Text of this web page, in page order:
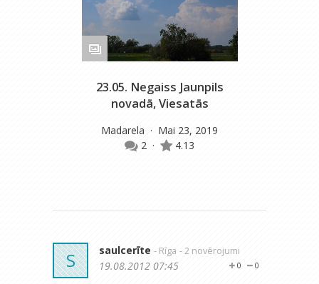
23.05. Negaiss Jaunpils
novadā, Viesatās
Madarela · Mai 23, 2019
2 · 4.13
S saulcerīte - Rīga - 2 novērojumi
0
0
19.08.2012 07:45